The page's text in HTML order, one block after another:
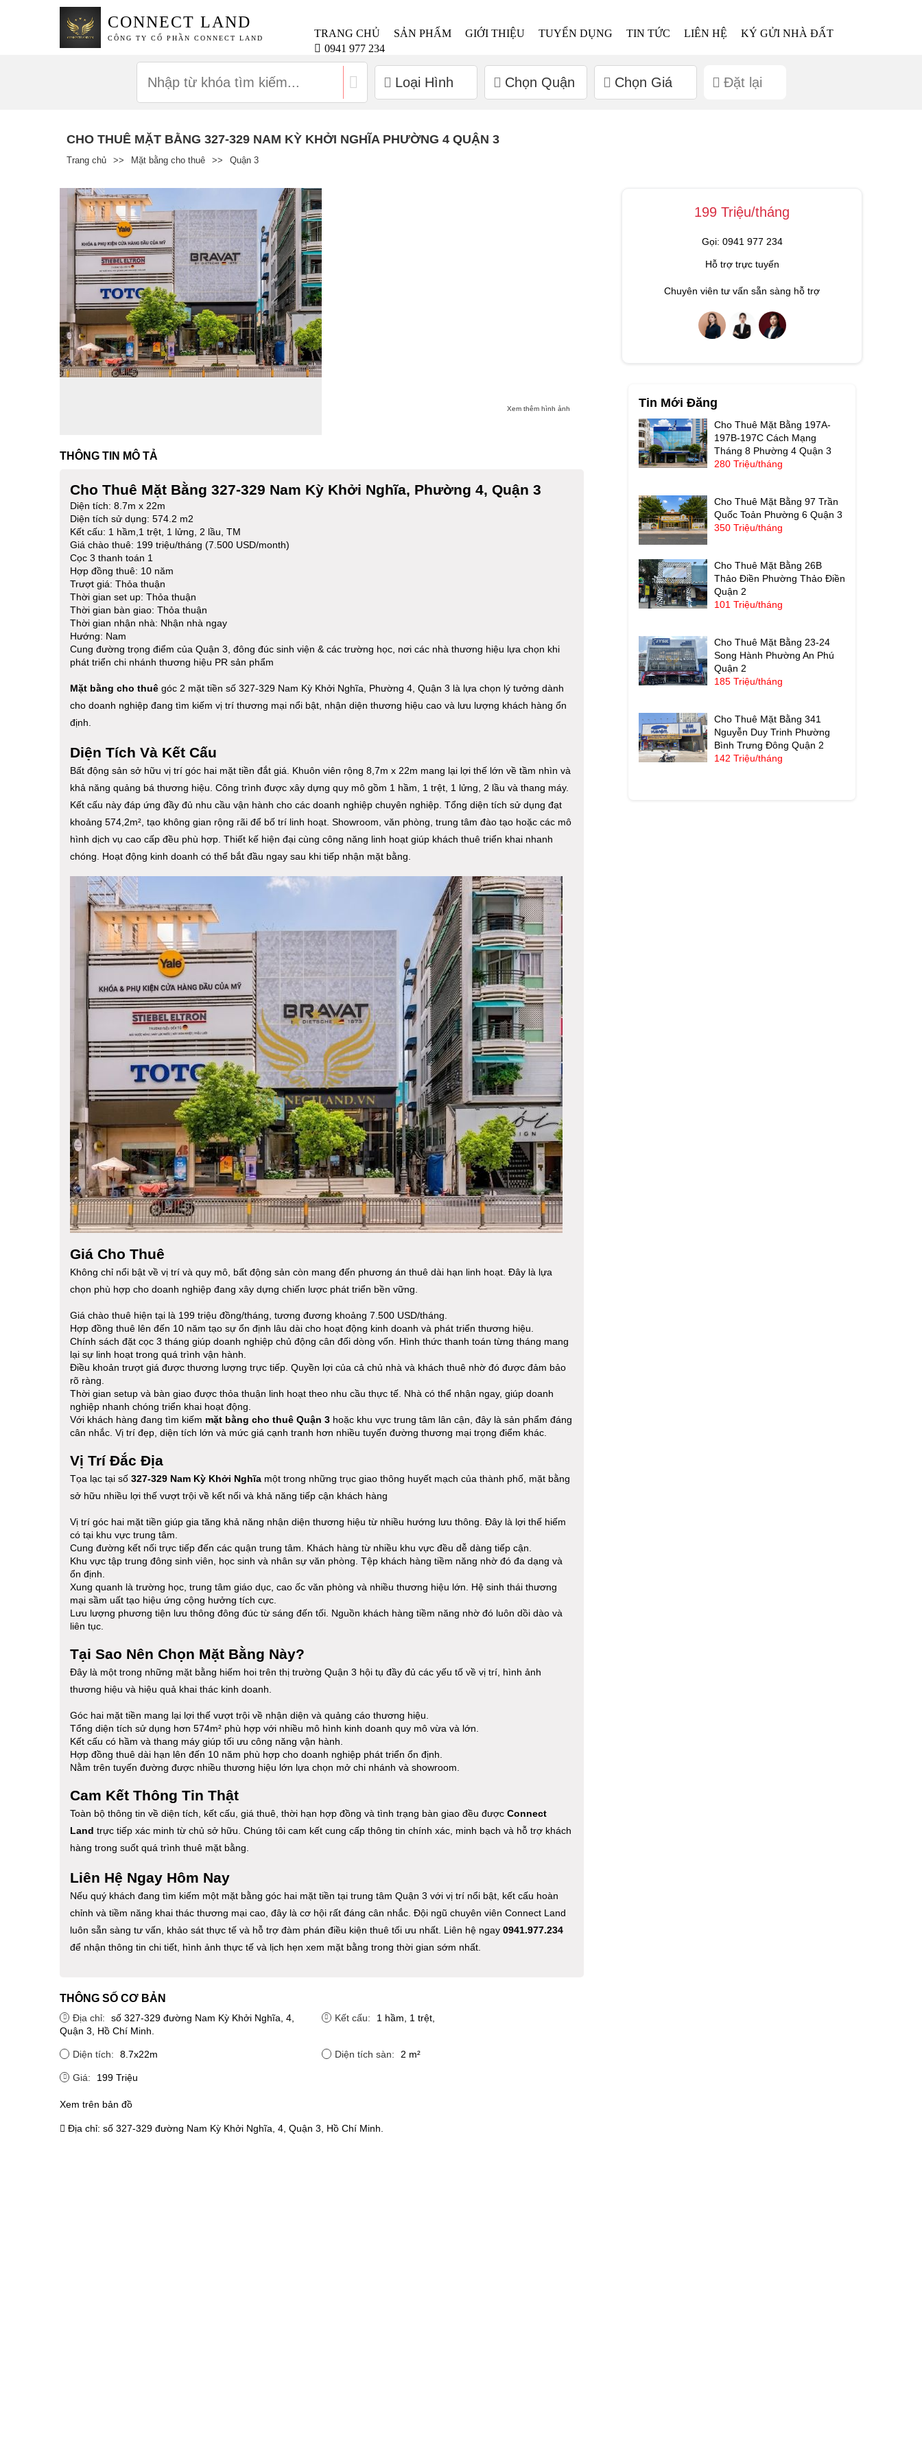
CONNECT LAND
CÔNG TY CỔ PHẦN CONNECT LAND TRANG CHỦ SẢN PHẨM GIỚI THIỆU TUYỂN DỤNG TIN TỨC LIÊN HỆ
KÝ GỬI NHÀ ĐẤT
0941 977 234
Loại Hình Chọn Quận Chọn Giá Đặt lại
CHO THUÊ MẶT BẰNG 327-329 NAM KỲ KHỞI NGHĨA PHƯỜNG 4 QUẬN 3
Trang chủ >> Mặt bằng cho thuê >> Quận 3
Xem thêm hình ảnh
THÔNG TIN MÔ TẢ
Cho Thuê Mặt Bằng 327-329 Nam Kỳ Khởi Nghĩa, Phường 4, Quận 3
Diện tích: 8.7m x 22m
Diện tích sử dụng: 574.2 m2
Kết cấu: 1 hầm,1 trệt, 1 lửng, 2 lầu, TM
Giá chào thuê: 199 triệu/tháng (7.500 USD/month)
Cọc 3 thanh toán 1
Hợp đồng thuê: 10 năm
Trượt giá: Thỏa thuận
Thời gian set up: Thỏa thuận
Thời gian bàn giao: Thỏa thuận
Thời gian nhận nhà: Nhận nhà ngay
Hướng: Nam
Cung đường trọng điểm của Quận 3, đông đúc sinh viện & các trường học, nơi các nhà thương hiệu lựa chọn khi
phát triển chi nhánh thương hiệu PR sản phẩm
Mặt bằng cho thuê góc 2 mặt tiền số 327-329 Nam Kỳ Khởi Nghĩa, Phường 4, Quận 3 là lựa chọn lý tưởng dành
cho doanh nghiệp đang tìm kiếm vị trí thương mại nổi bật, nhận diện thương hiệu cao và lưu lượng khách hàng ổn
định.
Diện Tích Và Kết Cấu
Bất động sản sở hữu vị trí góc hai mặt tiền đắt giá. Khuôn viên rộng 8,7m x 22m mang lại lợi thế lớn về tầm nhìn và
khả năng quảng bá thương hiệu. Công trình được xây dựng quy mô gồm 1 hầm, 1 trệt, 1 lửng, 2 lầu và thang máy.
Kết cấu này đáp ứng đầy đủ nhu cầu vận hành cho các doanh nghiệp chuyên nghiệp. Tổng diện tích sử dụng đạt
khoảng 574,2m², tạo không gian rộng rãi để bố trí linh hoạt. Showroom, văn phòng, trung tâm đào tạo hoặc các mô
hình dịch vụ cao cấp đều phù hợp. Thiết kế hiện đại cùng công năng linh hoạt giúp khách thuê triển khai nhanh
chóng. Hoạt động kinh doanh có thể bắt đầu ngay sau khi tiếp nhận mặt bằng.
Giá Cho Thuê
Không chỉ nổi bật về vị trí và quy mô, bất động sản còn mang đến phương án thuê dài hạn linh hoạt. Đây là lựa
chọn phù hợp cho doanh nghiệp đang xây dựng chiến lược phát triển bền vững.
Giá chào thuê hiện tại là 199 triệu đồng/tháng, tương đương khoảng 7.500 USD/tháng.
Hợp đồng thuê lên đến 10 năm tạo sự ổn định lâu dài cho hoạt động kinh doanh và phát triển thương hiệu.
Chính sách đặt cọc 3 tháng giúp doanh nghiệp chủ động cân đối dòng vốn. Hình thức thanh toán từng tháng mang
lại sự linh hoạt trong quá trình vận hành.
Điều khoản trượt giá được thương lượng trực tiếp. Quyền lợi của cả chủ nhà và khách thuê nhờ đó được đảm bảo
rõ ràng.
Thời gian setup và bàn giao được thỏa thuận linh hoạt theo nhu cầu thực tế. Nhà có thể nhận ngay, giúp doanh
nghiệp nhanh chóng triển khai hoạt động.
Với khách hàng đang tìm kiếm mặt bằng cho thuê Quận 3 hoặc khu vực trung tâm lân cận, đây là sản phẩm đáng
cân nhắc. Vị trí đẹp, diện tích lớn và mức giá cạnh tranh hơn nhiều tuyến đường thương mại trọng điểm khác.
Vị Trí Đắc Địa
Tọa lạc tại số 327-329 Nam Kỳ Khởi Nghĩa một trong những trục giao thông huyết mạch của thành phố, mặt bằng
sở hữu nhiều lợi thế vượt trội về kết nối và khả năng tiếp cận khách hàng
Vị trí góc hai mặt tiền giúp gia tăng khả năng nhận diện thương hiệu từ nhiều hướng lưu thông. Đây là lợi thế hiếm
có tại khu vực trung tâm.
Cung đường kết nối trực tiếp đến các quận trung tâm. Khách hàng từ nhiều khu vực đều dễ dàng tiếp cận.
Khu vực tập trung đông sinh viên, học sinh và nhân sự văn phòng. Tệp khách hàng tiềm năng nhờ đó đa dạng và
ổn định.
Xung quanh là trường học, trung tâm giáo dục, cao ốc văn phòng và nhiều thương hiệu lớn. Hệ sinh thái thương
mại sầm uất tạo hiệu ứng cộng hưởng tích cực.
Lưu lượng phương tiện lưu thông đông đúc từ sáng đến tối. Nguồn khách hàng tiềm năng nhờ đó luôn dồi dào và
liên tục.
Tại Sao Nên Chọn Mặt Bằng Này?
Đây là một trong những mặt bằng hiếm hoi trên thị trường Quận 3 hội tụ đầy đủ các yếu tố về vị trí, hình ảnh
thương hiệu và hiệu quả khai thác kinh doanh.
Góc hai mặt tiền mang lại lợi thế vượt trội về nhận diện và quảng cáo thương hiệu.
Tổng diện tích sử dụng hơn 574m² phù hợp với nhiều mô hình kinh doanh quy mô vừa và lớn.
Kết cấu có hầm và thang máy giúp tối ưu công năng vận hành.
Hợp đồng thuê dài hạn lên đến 10 năm phù hợp cho doanh nghiệp phát triển ổn định.
Nằm trên tuyến đường được nhiều thương hiệu lớn lựa chọn mở chi nhánh và showroom.
Cam Kết Thông Tin Thật
Toàn bộ thông tin về diện tích, kết cấu, giá thuê, thời hạn hợp đồng và tình trạng bàn giao đều được Connect
Land trực tiếp xác minh từ chủ sở hữu. Chúng tôi cam kết cung cấp thông tin chính xác, minh bạch và hỗ trợ khách
hàng trong suốt quá trình thuê mặt bằng.
Liên Hệ Ngay Hôm Nay
Nếu quý khách đang tìm kiếm một mặt bằng góc hai mặt tiền tại trung tâm Quận 3 với vị trí nổi bật, kết cấu hoàn
chỉnh và tiềm năng khai thác thương mại cao, đây là cơ hội rất đáng cân nhắc. Đội ngũ chuyên viên Connect Land
luôn sẵn sàng tư vấn, khảo sát thực tế và hỗ trợ đàm phán điều kiện thuê tối ưu nhất. Liên hệ ngay 0941.977.234
để nhận thông tin chi tiết, hình ảnh thực tế và lịch hẹn xem mặt bằng trong thời gian sớm nhất.
THÔNG SỐ CƠ BẢN
Địa chỉ:
số 327-329 đường Nam Kỳ Khởi Nghĩa, 4,
Quận 3, Hồ Chí Minh.
Kết cấu: 1 hầm, 1 trệt,
Diện tích: 8.7x22m Diện tích sàn: 2 m²
Giá: 199 Triệu
Xem trên bản đồ
Địa chỉ: số 327-329 đường Nam Kỳ Khởi Nghĩa, 4, Quận 3, Hồ Chí Minh.
199 Triệu/tháng
Gọi: 0941 977 234
Hỗ trợ trực tuyến
Chuyên viên tư vấn sẵn sàng hỗ trợ
Tin Mới Đăng
Cho Thuê Mặt Bằng 197A-
197B-197C Cách Mạng
Tháng 8 Phường 4 Quận 3
280 Triệu/tháng
Cho Thuê Mặt Bằng 97 Trần
Quốc Toản Phường 6 Quận 3
350 Triệu/tháng
Cho Thuê Mặt Bằng 26B
Thảo Điền Phường Thảo Điền
Quận 2
101 Triệu/tháng
Cho Thuê Mặt Bằng 23-24
Song Hành Phường An Phú
Quận 2
185 Triệu/tháng
Cho Thuê Mặt Bằng 341
Nguyễn Duy Trinh Phường
Bình Trưng Đông Quận 2
142 Triệu/tháng